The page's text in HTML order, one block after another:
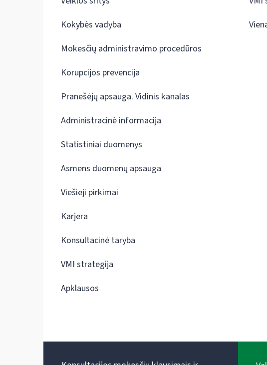
Kokybės vadyba
Mokesčių administravimo procedūros
Korupcijos prevencija
Pranešėjų apsauga. Vidinis kanalas
Administracinė informacija
Statistiniai duomenys
Asmens duomenų apsauga
Viešieji pirkimai
Karjera
Konsultacinė taryba
VMI strategija
Apklausos